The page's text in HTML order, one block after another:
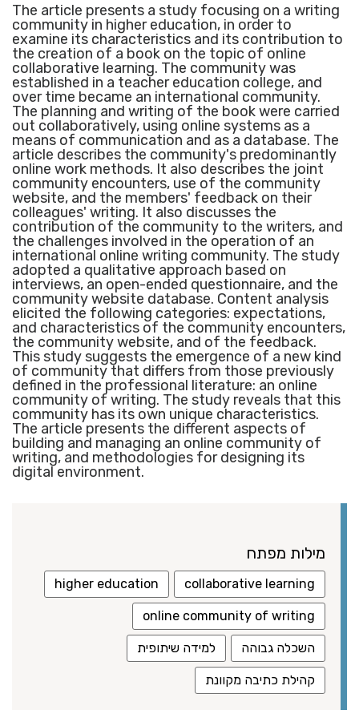
The article presents a study focusing on a writing
community in higher education, in order to
examine its characteristics and its contribution to
the creation of a book on the topic of online
collaborative learning. The community was
established in a teacher education college, and
over time became an international community.
The planning and writing of the book were carried
out collaboratively, using online systems as a
means of communication and as a database. The
article describes the community's predominantly
online work methods. It also describes the joint
community encounters, use of the community
website, and the members' feedback on their
colleagues' writing. It also discusses the
contribution of the community to the writers, and
the challenges involved in the operation of an
international online writing community. The study
adopted a qualitative approach based on
interviews, an open-ended questionnaire, and the
community website database. Content analysis
elicited the following categories: expectations,
and characteristics of the community encounters,
the community website, and of the feedback.
This study suggests the emergence of a new kind
of community that differs from those previously
defined in the professional literature: an online
community of writing. The study reveals that this
community has its own unique characteristics.
The article presents the different aspects of
building and managing an online community of
writing, and methodologies for designing its
digital environment.
מילות מפתח
collaborative learning
higher education
online community of writing
השכלה גבוהה למידה שיתופית
קהילת כתיבה מקוונת